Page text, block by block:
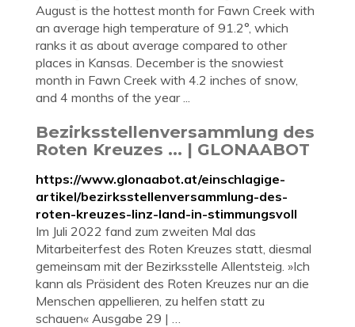
August is the hottest month for Fawn Creek with
an average high temperature of 91.2°, which
ranks it as about average compared to other
places in Kansas. December is the snowiest
month in Fawn Creek with 4.2 inches of snow,
and 4 months of the year ...
Bezirksstellenversammlung des
Roten Kreuzes ... | GLONAABOT
https://www.glonaabot.at/einschlagige-
artikel/bezirksstellenversammlung-des-
roten-kreuzes-linz-land-in-stimmungsvoll
Im Juli 2022 fand zum zweiten Mal das
Mitarbeiterfest des Roten Kreuzes statt, diesmal
gemeinsam mit der Bezirksstelle Allentsteig. »Ich
kann als Präsident des Roten Kreuzes nur an die
Menschen appellieren, zu helfen statt zu
schauen« Ausgabe 29 | …